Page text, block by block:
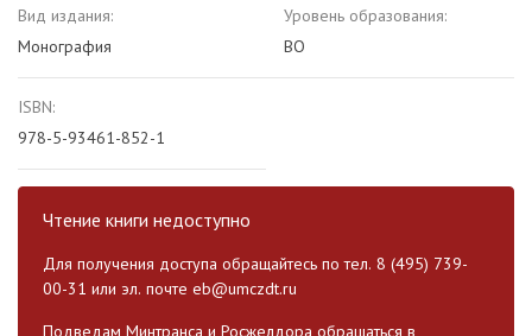
Вид издания:
Монография
Уровень образования:
ВО
ISBN:
978-5-93461-852-1
Чтение книги недоступно
Для получения доступа обращайтесь по тел. 8 (495) 739-
00-31 или эл. почте eb@umczdt.ru